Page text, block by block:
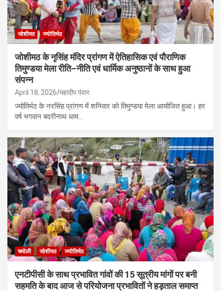
जोशीमठ ज्योतिर्मठ
जोशीमठ के नृसिंह मंदिर प्रांगण में ऐतिहासिक एवं पौराणिक
तिमुण्डया मेला रीति–नीति एवं धार्मिक अनुष्ठानों के साथ हुआ
संपन्न
April 18, 2026 महादीप पंवार
ज्योतिर्मठ के नरसिंह प्रांगण में शनिवार को तिमुण्डया मेला आयोजित हुआ। हर
वर्ष भगवान बदरीनाथ धाम…
चमोली जोशीमठ ज्योतिर्मठ
एनटीपीसी के साथ प्रभावित गांवों की 15 सूत्रीय मांगों पर बनी
सहमति के बाद आज से परियोजना प्रभावितों ने हड़ताल समाप्त